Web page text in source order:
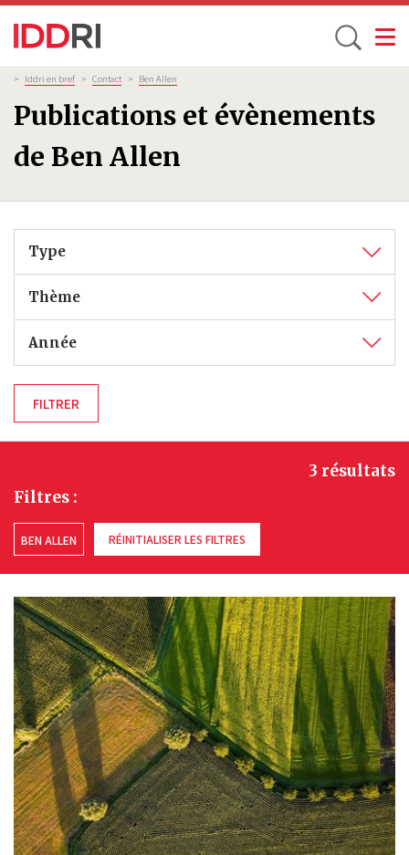
Aller
au
contenu
principal
Toggle
Publications et évènements
de Ben Allen
Fil
d'Ariane
> Iddri en bref > Contact > Ben Allen
Type
Thème
Année
Filtres :
BEN ALLEN RÉINITIALISER LES FILTRES
3 résultats